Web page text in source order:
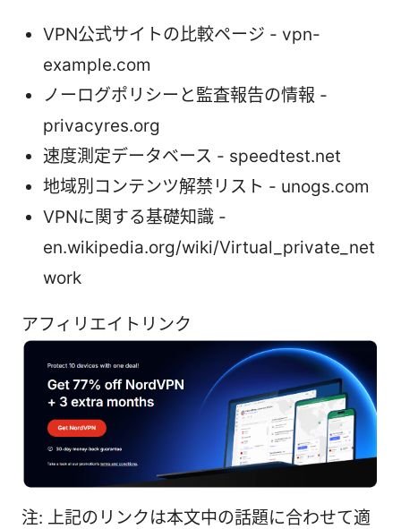
VPN公式サイトの比較ページ - vpn-
example.com
ノーログポリシーと監査報告の情報 -
privacyres.org
速度測定データベース - speedtest.net
地域別コンテンツ解禁リスト - unogs.com
VPNに関する基礎知識 -
en.wikipedia.org/wiki/Virtual_private_net
work
アフィリエイトリンク
注: 上記のリンクは本文中の話題に合わせて適